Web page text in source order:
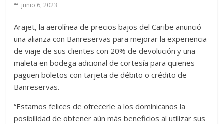
junio 6, 2023
Arajet, la aerolínea de precios bajos del Caribe anunció
una alianza con Banreservas para mejorar la experiencia
de viaje de sus clientes con 20% de devolución y una
maleta en bodega adicional de cortesía para quienes
paguen boletos con tarjeta de débito o crédito de
Banreservas.
“Estamos felices de ofrecerle a los dominicanos la
posibilidad de obtener aún más beneficios al utilizar sus